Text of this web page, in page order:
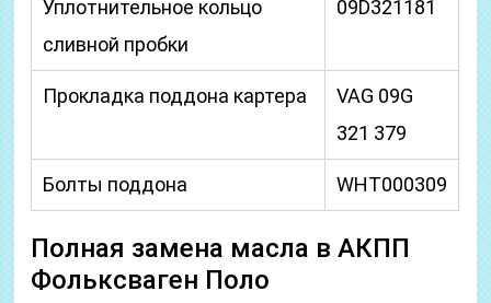
Уплотнительное кольцо
сливной пробки
09D321181
Прокладка поддона картера
VAG 09G
321 379
Болты поддона WHT000309
Полная замена масла в АКПП
Фольксваген Поло